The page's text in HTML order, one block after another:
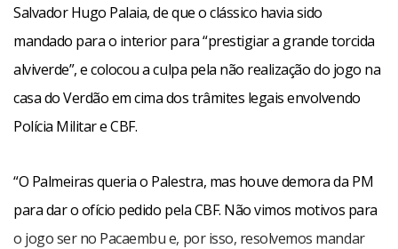
Salvador Hugo Palaia, de que o clássico havia sido
mandado para o interior para “prestigiar a grande torcida
alviverde”, e colocou a culpa pela não realização do jogo na
casa do Verdão em cima dos trâmites legais envolvendo
Polícia Militar e CBF.
“O Palmeiras queria o Palestra, mas houve demora da PM
para dar o ofício pedido pela CBF. Não vimos motivos para
o jogo ser no Pacaembu e, por isso, resolvemos mandar